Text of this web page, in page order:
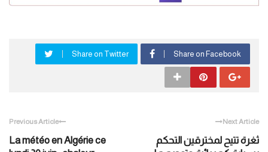
Share on Facebook
Share on Twitter
Previous Article
La météo en Algérie ce
Next Article
ثغرة تتيح لمخترقين التحكم